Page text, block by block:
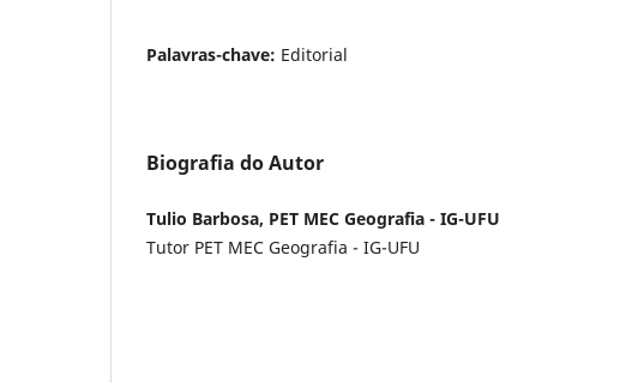
Palavras-chave: Editorial
Biografia do Autor
Tulio Barbosa, PET MEC Geografia - IG-UFU
Tutor PET MEC Geografia - IG-UFU